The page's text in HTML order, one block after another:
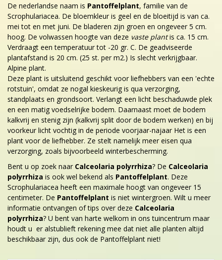
De nederlandse naam is Pantoffelplant, familie van de
Scrophulariacea. De bloemkleur is geel en de bloeitijd is van ca.
mei tot en met juni. De bladeren zijn groen en ongeveer 5 cm.
hoog. De volwassen hoogte van deze vaste plantis ca. 15 cm.
Verdraagt een temperatuur tot -20 gr. C. De geadviseerde
plantafstand is 20 cm. (25 st. per m2.) Is slecht verkrijgbaar.
Alpine plant.
Deze plant is uitsluitend geschikt voor liefhebbers van een 'echte
rotstuin', omdat ze nogal kieskeurig is qua verzorging,
standplaats en grondsoort. Verlangt een licht beschaduwde plek
en een matig voedselrijke bodem. Daarnaast moet de bodem
kalkvrij en stenig zijn (kalkvrij split door de bodem werken) en bij
voorkeur licht vochtig in de periode voorjaar-najaar Het is een
plant voor de liefhebber. Ze stelt namelijk meer eisen qua
verzorging, zoals bijvoorbeeld winterbescherming.
Bent u op zoek naar Calceolaria polyrrhiza? De Calceolaria
polyrrhiza is ook wel bekend als Pantoffelplant. Deze
Scrophulariacea heeft een maximale hoogt van ongeveer 15
centimeter. De Pantoffelplant is niet wintergroen. Wilt u meer
informatie ontvangen of tips over deze Calceolaria
polyrrhiza? U bent van harte welkom in ons tuincentrum maar
houdt u er alstublieft rekening mee dat niet alle planten altijd
beschikbaar zijn, dus ook de Pantoffelplant niet!